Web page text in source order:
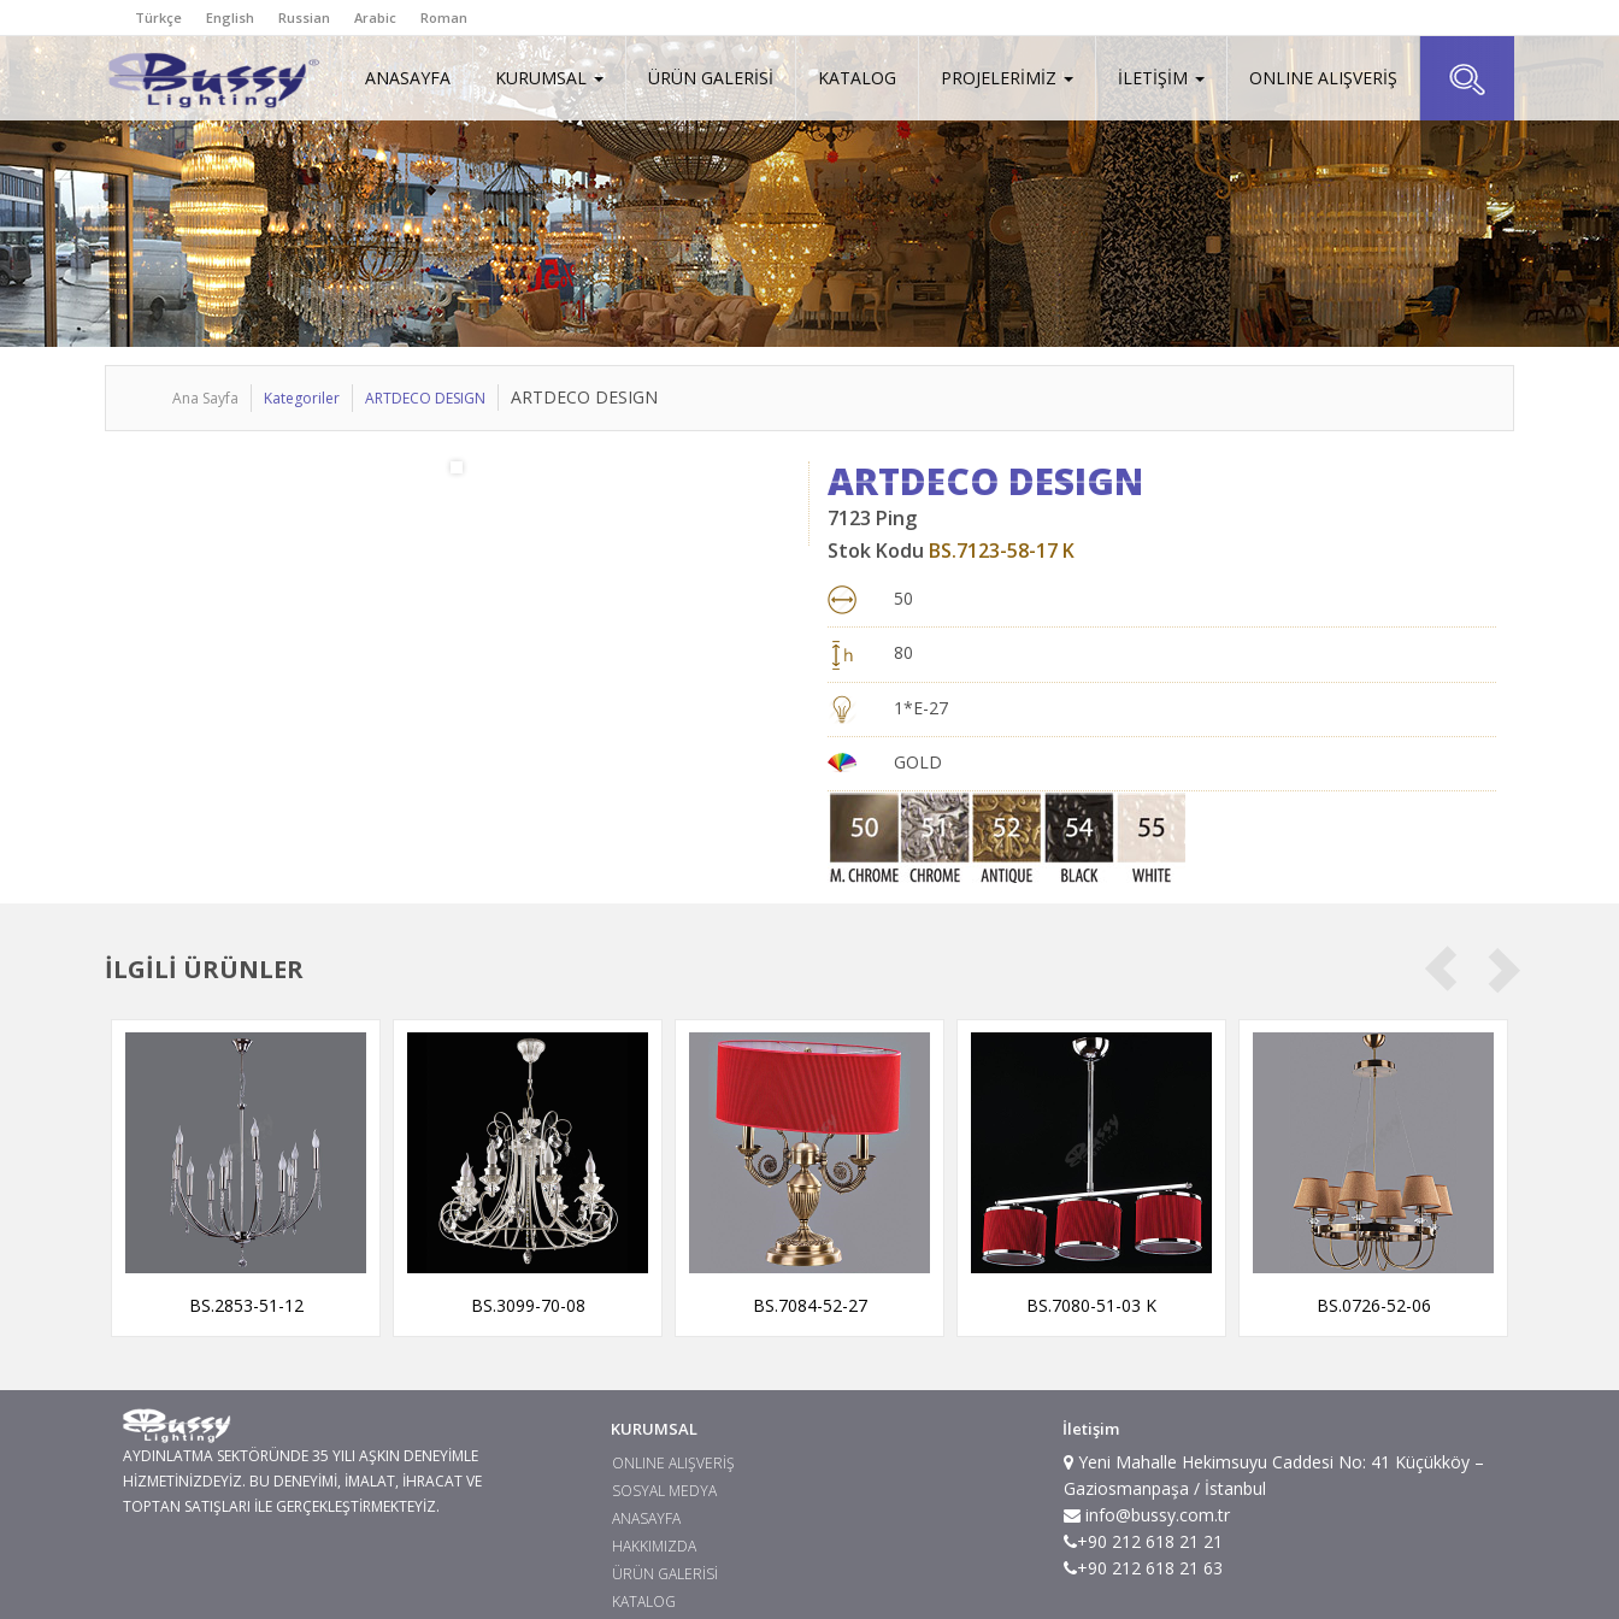
Türkçe English Russian Arabic Roman
ANASAYFA KURUMSAL ÜRÜN GALERİSİ KATALOG PROJELERİMİZ İLETİŞİM ONLINE ALIŞVERİŞ
Ana Sayfa Kategoriler ARTDECO DESIGN ARTDECO DESIGN
ARTDECO DESIGN
7123 Ping
Stok Kodu BS.7123-58-17 K
50
80
1*E-27
GOLD
İLGİLİ ÜRÜNLER
BS.2853-51-12 BS.3099-70-08 BS.7084-52-27 BS.7080-51-03 K BS.0726-52-06
AYDINLATMA SEKTÖRÜNDE 35 YILI AŞKIN DENEYİMLE
HİZMETİNİZDEYİZ. BU DENEYİMİ, İMALAT, İHRACAT VE
TOPTAN SATIŞLARI İLE GERÇEKLEŞTİRMEKTEYİZ.
KURUMSAL
ONLINE ALIŞVERİŞ
SOSYAL MEDYA
ANASAYFA
HAKKIMIZDA
ÜRÜN GALERİSİ
KATALOG
İletişim
Yeni Mahalle Hekimsuyu Caddesi No: 41 Küçükköy –
Gaziosmanpaşa / İstanbul
info@bussy.com.tr
+90 212 618 21 21
+90 212 618 21 63